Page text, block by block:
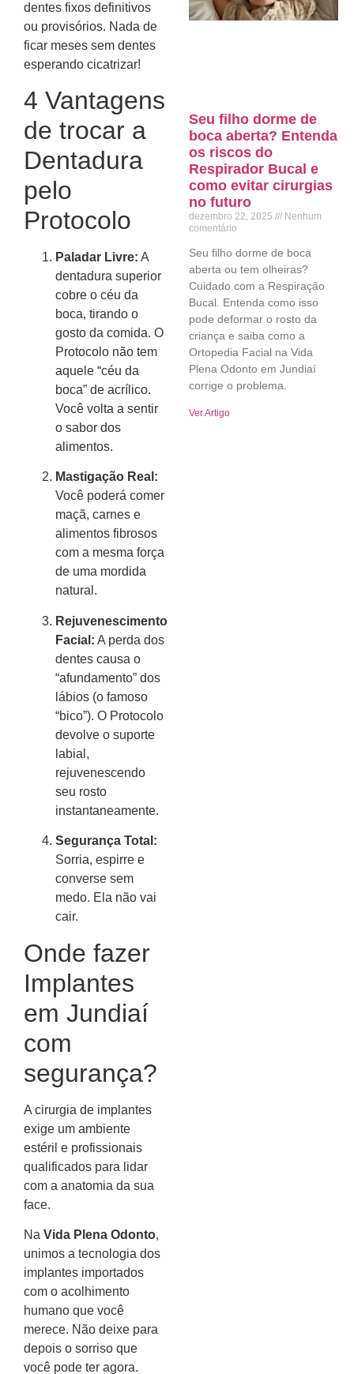
dentes fixos definitivos
ou provisórios. Nada de
ficar meses sem dentes
esperando cicatrizar!
4 Vantagens
de trocar a
Dentadura
pelo
Protocolo
Paladar Livre: A
dentadura superior
cobre o céu da
boca, tirando o
gosto da comida. O
Protocolo não tem
aquele “céu da
boca” de acrílico.
Você volta a sentir
o sabor dos
alimentos.
Mastigação Real:
Você poderá comer
maçã, carnes e
alimentos fibrosos
com a mesma força
de uma mordida
natural.
Rejuvenescimento
Facial: A perda dos
dentes causa o
“afundamento” dos
lábios (o famoso
“bico”). O Protocolo
devolve o suporte
labial,
rejuvenescendo
seu rosto
instantaneamente.
Segurança Total:
Sorria, espirre e
converse sem
medo. Ela não vai
cair.
Onde fazer
Implantes
em Jundiaí
com
segurança?
A cirurgia de implantes
exige um ambiente
estéril e profissionais
qualificados para lidar
com a anatomia da sua
face.
Na Vida Plena Odonto,
unimos a tecnologia dos
implantes importados
com o acolhimento
humano que você
merece. Não deixe para
depois o sorriso que
você pode ter agora.
Seu filho dorme de
boca aberta? Entenda
os riscos do
Respirador Bucal e
como evitar cirurgias
no futuro
dezembro 22, 2025
Nenhum
comentário
Seu filho dorme de boca
aberta ou tem olheiras?
Cuidado com a Respiração
Bucal. Entenda como isso
pode deformar o rosto da
criança e saiba como a
Ortopedia Facial na Vida
Plena Odonto em Jundiaí
corrige o problema.
Ver Artigo